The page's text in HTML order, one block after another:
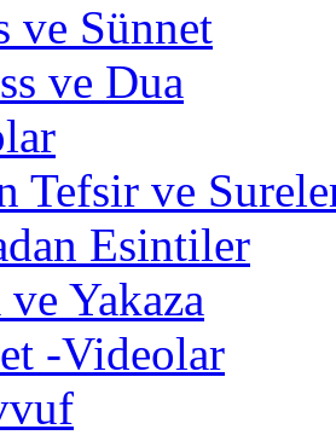
ve Sünnet
ve Dua
Tefsir ve
Esintiler
Yakaza
-Videolar